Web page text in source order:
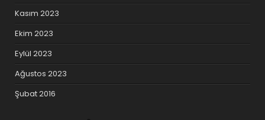
Kasım 2023
Ekim 2023
Eylül 2023
Ağustos 2023
Şubat 2016